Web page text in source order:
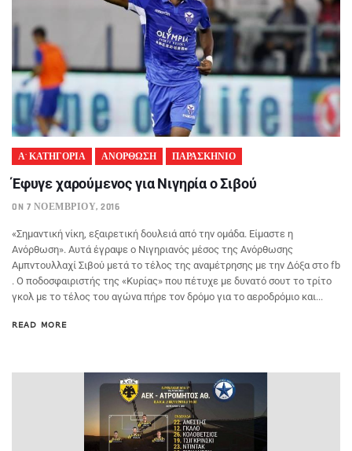
Α' ΚΑΤΗΓΟΡΙΑ ΑΝΟΡΘΩΣΗ ΠΑΡΑΣΚΗΝΙΟ
Έφυγε χαρούμενος για Νιγηρία ο Σιβού
ON 7 ΝΟΕΜΒΡΊΟΥ, 2016
«Σημαντική νίκη, εξαιρετική δουλειά από την ομάδα. Είμαστε η
Ανόρθωση». Αυτά έγραψε ο Νιγηριανός μέσος της Ανόρθωσης
Αμπντουλλαχί Σιβού μετά το τέλος της αναμέτρησης με την Δόξα στο fb
. Ο ποδοσφαιριστής της «Κυρίας» που πέτυχε με δυνατό σουτ το τρίτο
γκολ με το τέλος του αγώνα πήρε τον δρόμο για το αεροδρόμιο και...
READ MORE